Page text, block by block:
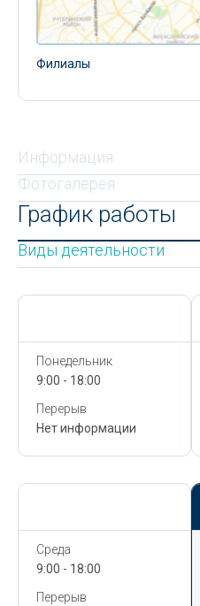
Филиалы
Информация
Фотогалерея
График работы
Виды деятельности
Понедельник
9:00 - 18:00
Перерыв
Нет информации
Среда
9:00 - 18:00
Перерыв